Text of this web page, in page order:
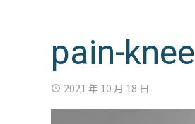
pain-knee
access_time 2021 年 10 月 18 日